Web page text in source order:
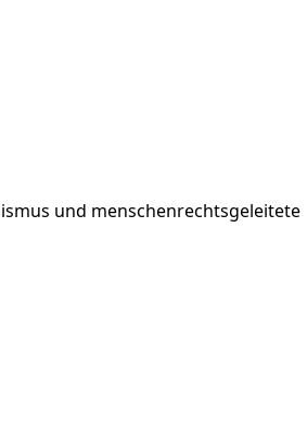
und menschenrechtsgeleitete